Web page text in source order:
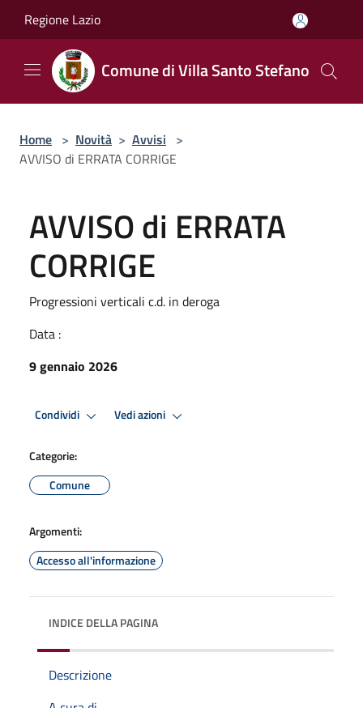
Regione Lazio
Comune di Villa Santo Stefano
Home > Novità > Avvisi >
AVVISO di ERRATA CORRIGE
AVVISO di ERRATA
CORRIGE
Progressioni verticali c.d. in deroga
Data :
9 gennaio 2026
Condividi Vedi azioni
Categorie:
Comune
Argomenti:
Accesso all'informazione
INDICE DELLA PAGINA
Descrizione